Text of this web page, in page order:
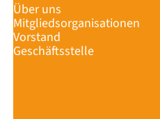
Über uns
Mitgliedsorganisationen
Vorstand
Geschäftsstelle